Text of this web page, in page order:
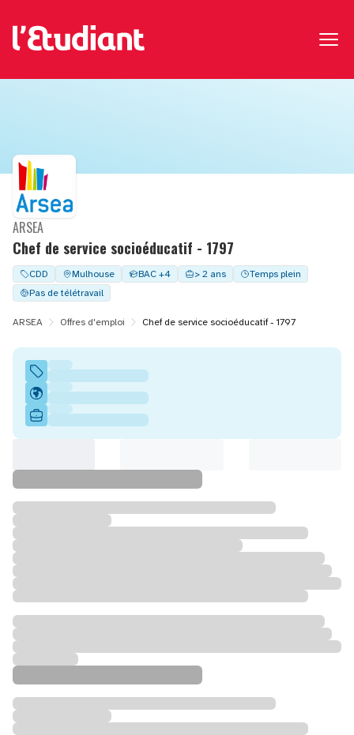
Chef de service socioéducatif - 1797
ARSEA
CDD Mulhouse BAC +4 > 2 ans
Temps plein
Pas de télétravail
ARSEA Offres d'emploi Chef de service socioéducatif - 1797